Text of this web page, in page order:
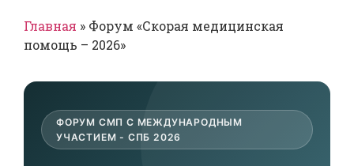
Главная » Форум «Скорая медицинская
помощь – 2026»
ФОРУМ СМП С МЕЖДУНАРОДНЫМ
УЧАСТИЕМ - СПБ 2026